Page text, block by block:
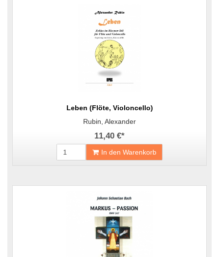
Leben (Flöte, Violoncello)
Rubin, Alexander
11,40 €*
In den Warenkorb